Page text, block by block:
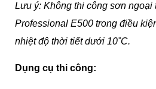
Lưu ý: Không thi công sơn ngoại
Professional E500 trong điều
nhiệt độ thời tiết dưới 10˚C.
Dụng cụ thi công: